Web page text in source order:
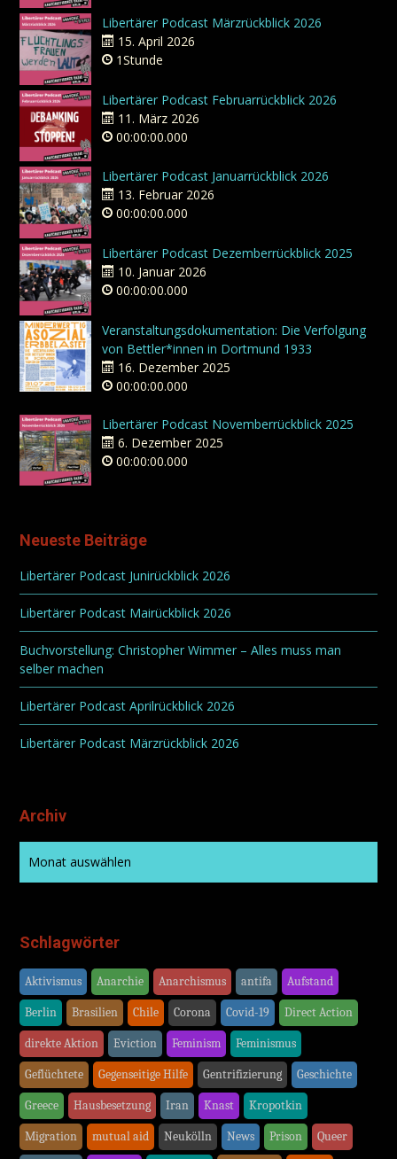
Libertärer Podcast Märzrückblick 2026
15. April 2026
1Stunde
Libertärer Podcast Februarrückblick 2026
11. März 2026
00:00:00.000
Libertärer Podcast Januarrückblick 2026
13. Februar 2026
00:00:00.000
Libertärer Podcast Dezemberrückblick 2025
10. Januar 2026
00:00:00.000
Veranstaltungsdokumentation: Die Verfolgung
von Bettler*innen in Dortmund 1933
16. Dezember 2025
00:00:00.000
Libertärer Podcast Novemberrückblick 2025
6. Dezember 2025
00:00:00.000
Neueste Beiträge
Libertärer Podcast Junirückblick 2026
Libertärer Podcast Mairückblick 2026
Buchvorstellung: Christopher Wimmer – Alles muss man
selber machen
Libertärer Podcast Aprilrückblick 2026
Libertärer Podcast Märzrückblick 2026
Archiv
Schlagwörter
Aktivismus Anarchie Anarchismus antifa Aufstand
Berlin Brasilien Chile Corona Covid-19 Direct Action
direkte Aktion Eviction Feminism Feminismus
Geflüchtete Gegenseitige Hilfe Gentrifizierung Geschichte
Greece Hausbesetzung Iran Knast Kropotkin
Migration mutual aid Neukölln News Prison Queer